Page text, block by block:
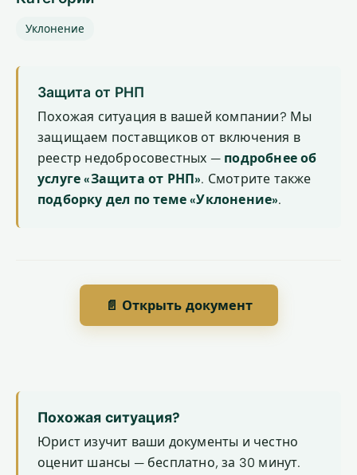
Уклонение
Защита от РНП
Похожая ситуация в вашей компании? Мы
защищаем поставщиков от включения в
реестр недобросовестных — подробнее об
услуге «Защита от РНП». Смотрите также
подборку дел по теме «Уклонение».
📄 Открыть документ
Похожая ситуация?
Юрист изучит ваши документы и честно
оценит шансы — бесплатно, за 30 минут.